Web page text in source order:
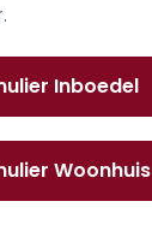
Inboedel
Woonhuis